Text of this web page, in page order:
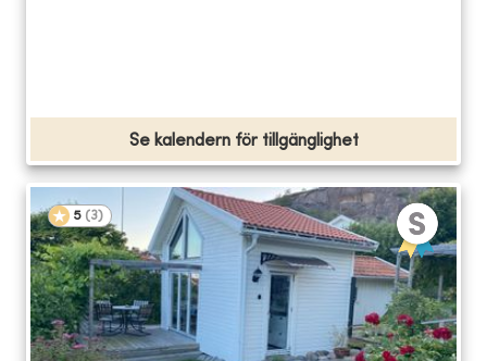
Se kalendern för tillgänglighet
5 (3)